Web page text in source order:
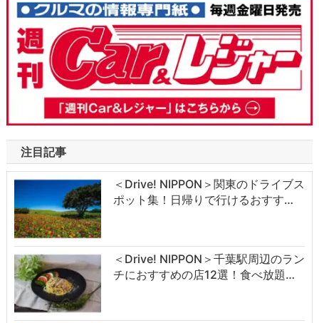
注目記事
＜Drive! NIPPON＞関東のドライブス
ポット集！日帰りで行けるおすす…
＜Drive! NIPPON＞千葉駅周辺のラン
チにおすすめの店12選！食べ放題…